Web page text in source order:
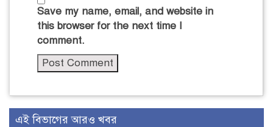
Save my name, email, and website in
this browser for the next time I
comment.
এই বিভাগের আরও খবর